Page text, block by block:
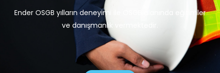
Ender OSGB yılların deneyimi ile OSGB alanında eğitimler
ve danışmanlık vermektedir.